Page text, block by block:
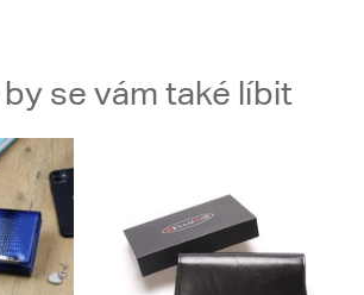
se vám také líbit